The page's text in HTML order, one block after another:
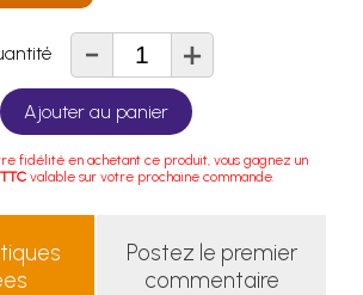
- +
Ajouter au panier
fidélité en achetant ce produit, vous gagnez un
valable sur votre prochaine commande.
Postez le premier
commentaire